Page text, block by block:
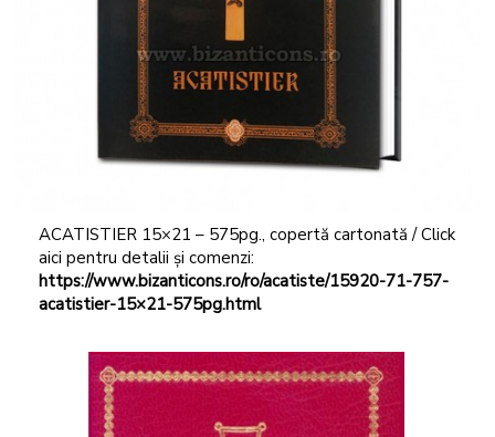
ACATISTIER 15×21 – 575pg., copertă cartonată / Click
aici pentru detalii și comenzi:
https://www.bizanticons.ro/ro/acatiste/15920-71-757-
acatistier-15×21-575pg.html